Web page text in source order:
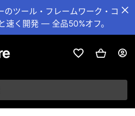
のツール・フレームワーク・コ
速く開発 — 全品50%オフ。